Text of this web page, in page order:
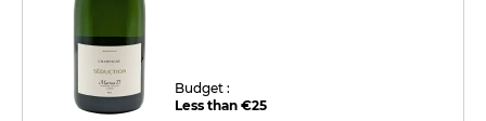
Budget :
Less than €25